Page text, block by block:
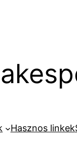
Hasznos linkek